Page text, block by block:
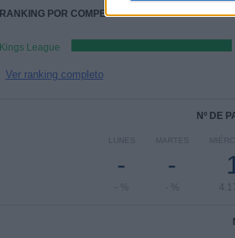
RANKING POR COMPETICIONES
Kings League
Ver ranking completo
Nº DE
LUNES
-
- %
MARTES
-
- %